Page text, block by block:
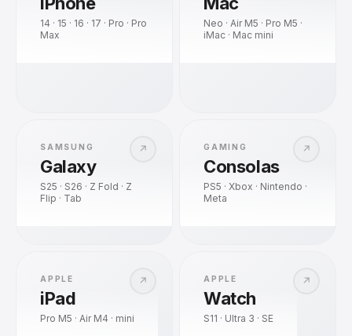
14 · 15 · 16 · 17 · Pro · Pro
Max
Neo · Air M5 · Pro M5 ·
iMac · Mac mini
↗
SAMSUNG
Galaxy
S25 · S26 · Z Fold · Z
Flip · Tab
↗
GAMING
Consolas
PS5 · Xbox · Nintendo ·
Meta
↗
APPLE
iPad
Pro M5 · Air M4 · mini
↗
APPLE
Watch
S11 · Ultra 3 · SE